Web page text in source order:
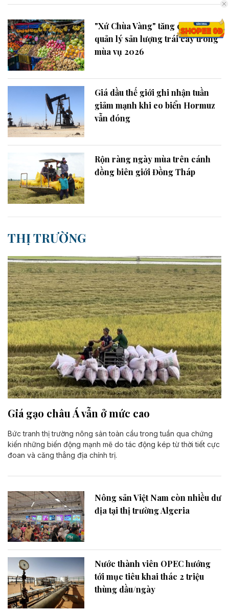
"Xứ Chùa Vàng" tăng cường
quản lý sản lượng trái cây trong
mùa vụ 2026
Giá dầu thế giới ghi nhận tuần
giảm mạnh khi eo biển Hormuz
vẫn đóng
Rộn ràng ngày mùa trên cánh
đồng biên giới Đồng Tháp
THỊ TRƯỜNG
Giá gạo châu Á vẫn ở mức cao
Bức tranh thị trường nông sản toàn cầu trong tuần qua chứng
kiến những biến động mạnh mẽ do tác động kép từ thời tiết cực
đoan và căng thẳng địa chính trị.
Nông sản Việt Nam còn nhiều dư
địa tại thị trường Algeria
Nước thành viên OPEC hướng
tới mục tiêu khai thác 2 triệu
thùng dầu/ngày